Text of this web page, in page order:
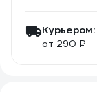
Курьером:
от 290 ₽